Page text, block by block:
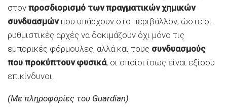
στον προσδιορισμό των πραγματικών χημικών
συνδυασμώνπου υπάρχουν στο περιβάλλον, ώστε οι
ρυθμιστικές αρχές να δοκιμάζουν όχι μόνο τις
εμπορικές φόρμουλες, αλλά και τους συνδυασμούς
που προκύπτουν φυσικά, οι οποίοι ίσως είναι εξίσου
επικίνδυνοι.
(Με πληροφορίες του Guardian)